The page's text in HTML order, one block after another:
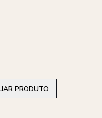
PRODUTO